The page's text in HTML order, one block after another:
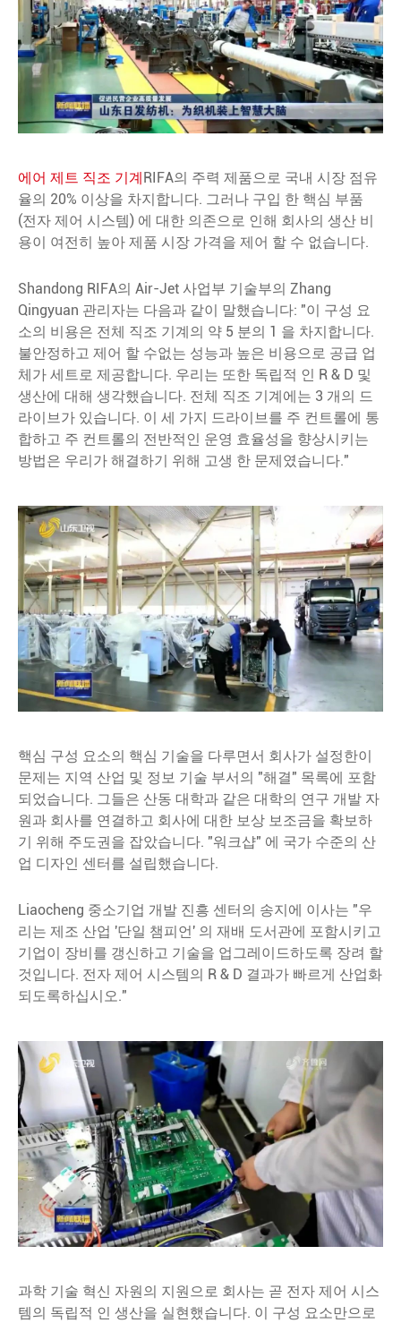
에어 제트 직조 기계 RIFA의 주력 제품으로 국내 시장 점유
율의 20% 이상을 차지합니다. 그러나 구입 한 핵심 부품
(전자 제어 시스템) 에 대한 의존으로 인해 회사의 생산 비
용이 여전히 높아 제품 시장 가격을 제어 할 수 없습니다.
Shandong RIFA의 Air-Jet 사업부 기술부의 Zhang
Qingyuan 관리자는 다음과 같이 말했습니다: "이 구성 요
소의 비용은 전체 직조 기계의 약 5 분의 1 을 차지합니다.
불안정하고 제어 할 수없는 성능과 높은 비용으로 공급 업
체가 세트로 제공합니다. 우리는 또한 독립적 인 R & D 및
생산에 대해 생각했습니다. 전체 직조 기계에는 3 개의 드
라이브가 있습니다. 이 세 가지 드라이브를 주 컨트롤에 통
합하고 주 컨트롤의 전반적인 운영 효율성을 향상시키는
방법은 우리가 해결하기 위해 고생 한 문제였습니다."
핵심 구성 요소의 핵심 기술을 다루면서 회사가 설정한이
문제는 지역 산업 및 정보 기술 부서의 "해결" 목록에 포함
되었습니다. 그들은 산동 대학과 같은 대학의 연구 개발 자
원과 회사를 연결하고 회사에 대한 보상 보조금을 확보하
기 위해 주도권을 잡았습니다. "워크샵" 에 국가 수준의 산
업 디자인 센터를 설립했습니다.
Liaocheng 중소기업 개발 진흥 센터의 송지에 이사는 "우
리는 제조 산업 '단일 챔피언' 의 재배 도서관에 포함시키고
기업이 장비를 갱신하고 기술을 업그레이드하도록 장려 할
것입니다. 전자 제어 시스템의 R & D 결과가 빠르게 산업화
되도록하십시오."
과학 기술 혁신 자원의 지원으로 회사는 곧 전자 제어 시스
템의 독립적 인 생산을 실현했습니다. 이 구성 요소만으로